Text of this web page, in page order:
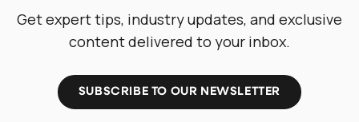
Get expert tips, industry updates, and exclusive
content delivered to your inbox.
SUBSCRIBE TO OUR NEWSLETTER